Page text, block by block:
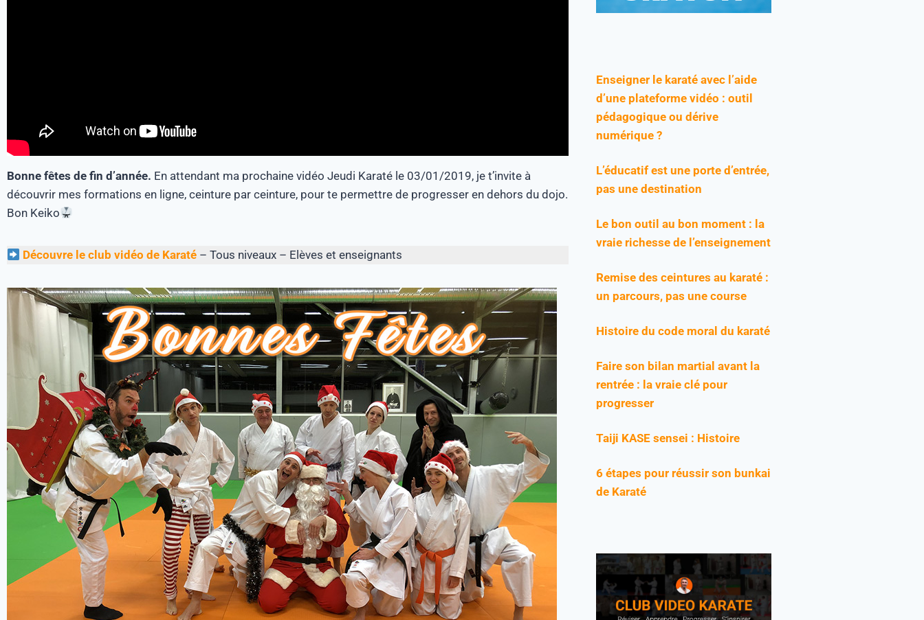
Bonne fêtes de fin d’année. En attendant ma prochaine vidéo Jeudi Karaté le 03/01/2019, je t’invite à
découvrir mes formations en ligne, ceinture par ceinture, pour te permettre de progresser en dehors du dojo.
Bon Keiko
Découvre le club vidéo de Karaté – Tous niveaux – Elèves et enseignants
Enseigner le karaté avec l’aide
d’une plateforme vidéo : outil
pédagogique ou dérive
numérique ?
L’éducatif est une porte d’entrée,
pas une destination
Le bon outil au bon moment : la
vraie richesse de l’enseignement
Remise des ceintures au karaté :
un parcours, pas une course
Histoire du code moral du karaté
Faire son bilan martial avant la
rentrée : la vraie clé pour
progresser
Taiji KASE sensei : Histoire
6 étapes pour réussir son bunkai
de Karaté